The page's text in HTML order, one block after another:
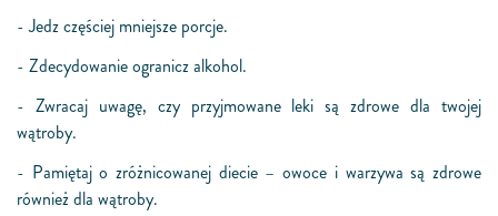
- Jedz częściej mniejsze porcje.
- Zdecydowanie ogranicz alkohol.
- Zwracaj uwagę, czy przyjmowane leki są zdrowe dla twojej
wątroby.
- Pamiętaj o zróżnicowanej diecie – owoce i warzywa są zdrowe
również dla wątroby.